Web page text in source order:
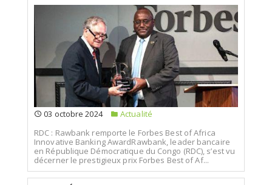
03 octobre 2024
Actualité
RDC : Rawbank remporte le Forbes Best of Africa
Innovative Banking AwardRawbank, leader bancaire
en République Démocratique du Congo (RDC), s’est vu
décerner le prestigieux prix Forbes Best of Af...